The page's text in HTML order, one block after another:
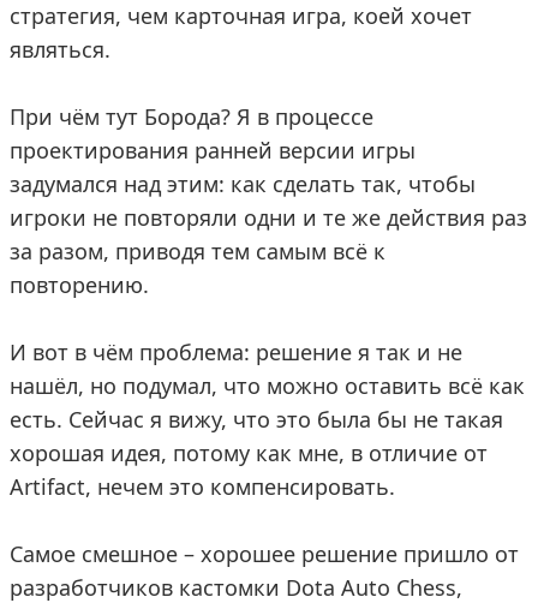
стратегия, чем карточная игра, коей хочет
являться.
При чём тут Борода? Я в процессе
проектирования ранней версии игры
задумался над этим: как сделать так, чтобы
игроки не повторяли одни и те же действия раз
за разом, приводя тем самым всё к
повторению.
И вот в чём проблема: решение я так и не
нашёл, но подумал, что можно оставить всё как
есть. Сейчас я вижу, что это была бы не такая
хорошая идея, потому как мне, в отличие от
Artifact, нечем это компенсировать.
Самое смешное – хорошее решение пришло от
разработчиков кастомки Dota Auto Chess,